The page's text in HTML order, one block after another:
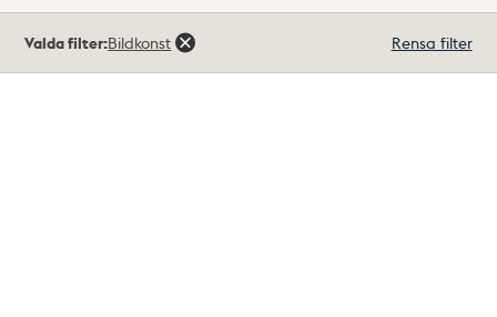
träffar
Valda filter:Bildkonst Rensa filter